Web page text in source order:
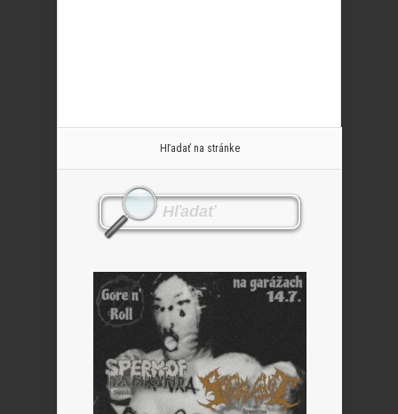
Hľadať na stránke